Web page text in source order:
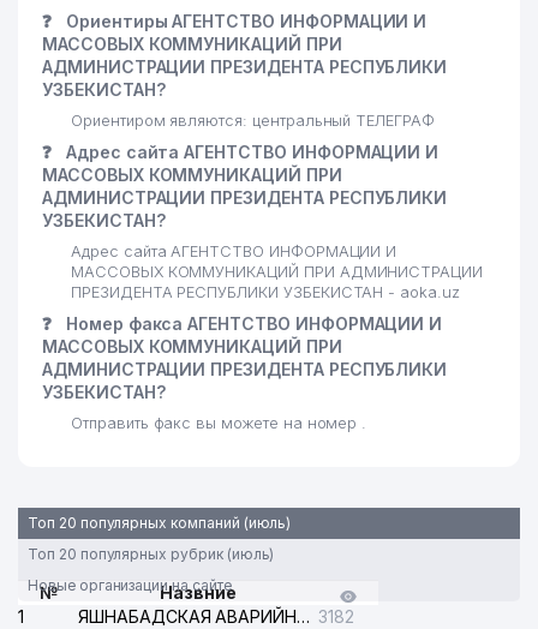
РЫНКА И РАЗВИТИЮ
ВИНОДЕЛИЯ
33
МИНИСТЕРСТВО
СТРОИТЕЛЬСТВА РЕСПУБЛИКИ
УЗБЕКИСТАН
485 м
34 УЗБЕК УГОЛЬ АО 487 м
36
АХМЕДОВ БАХОДИР
499 м
37 SPECTRUM SCOPE ООО
38 NILUFAR STYLE ООО
41
МОЛОДЁЖНЫЙ ТЕАТР
УЗБЕКИСТАНА
KEYF ООО
❓
Ориентиры АГЕНТСТВО ИНФОРМАЦИИ И
МАССОВЫХ КОММУНИКАЦИЙ ПРИ
АДМИНИСТРАЦИИ ПРЕЗИДЕНТА РЕСПУБЛИКИ
УЗБЕКИСТАН?
Ориентиром являются: центральный ТЕЛЕГРАФ
❓
Адрес сайта АГЕНТСТВО ИНФОРМАЦИИ И
МАССОВЫХ КОММУНИКАЦИЙ ПРИ
АДМИНИСТРАЦИИ ПРЕЗИДЕНТА РЕСПУБЛИКИ
УЗБЕКИСТАН?
Адрес сайта АГЕНТСТВО ИНФОРМАЦИИ И
МАССОВЫХ КОММУНИКАЦИЙ ПРИ АДМИНИСТРАЦИИ
ПРЕЗИДЕНТА РЕСПУБЛИКИ УЗБЕКИСТАН - aoka.uz
❓
Номер факса АГЕНТСТВО ИНФОРМАЦИИ И
МАССОВЫХ КОММУНИКАЦИЙ ПРИ
АДМИНИСТРАЦИИ ПРЕЗИДЕНТА РЕСПУБЛИКИ
УЗБЕКИСТАН?
Отправить факс вы можете на номер .
Топ 20 популярных компаний (июль)
Топ 20 популярных рубрик (июль)
Новые организации на сайте
№
Назвние
1
ЯШНАБАДСКАЯ АВАРИЙНАЯ СЛУЖБА ЭЛЕКТРОСЕТИ 3182